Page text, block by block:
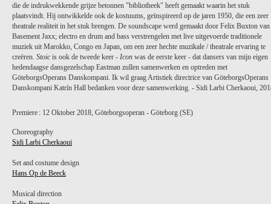
die de indrukwekkende grijze betonnen "bibliotheek" heeft gemaakt waarin het stuk
plaatsvindt. Hij ontwikkelde ook de kostuums, geïnspireerd op de jaren 1950, die een zeer
theatrale realiteit in het stuk brengen. De soundscape werd gemaakt door Felix Buxton van
Basement Jaxx; electro en drum and bass verstrengelen met live uitgevoerde traditionele
muziek uit Marokko, Congo en Japan, om een zeer hechte muzikale / theatrale ervaring te
creëren. Stoic is ook de tweede keer - Icon was de eerste keer - dat dansers van mijn eigen
hedendaagse dansgezelschap Eastman zullen samenwerken en optreden met
GöteborgsOperans Danskompani. Ik wil graag Artistiek directrice van GöteborgsOperans
Danskompani Katrín Hall bedanken voor deze samenwerking. - Sidi Larbi Cherkaoui,
Premiere : 12 Oktober 2018, Göteborgsoperan - Göteborg (SE)
Choreography
Sidi Larbi Cherkaoui
Set and costume design
Hans Op de Beeck
Musical direction
ANNA SATO